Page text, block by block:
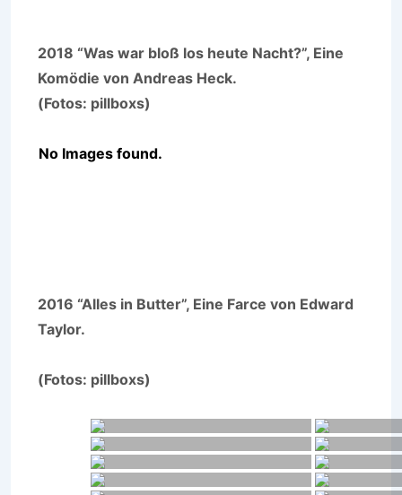
2018 “Was war bloß los heute Nacht?”, Eine
Komödie von Andreas Heck.
(Fotos: pillboxs)
No Images found.
2016 “Alles in Butter”, Eine Farce von Edward
Taylor.
(Fotos: pillboxs)